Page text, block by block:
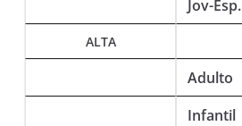
Jov-Esp.
ALTA
Adulto
Infantil